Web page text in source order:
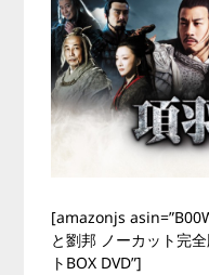
[amazonjs
と劉邦 ノーカット完
トBOX DVD”]